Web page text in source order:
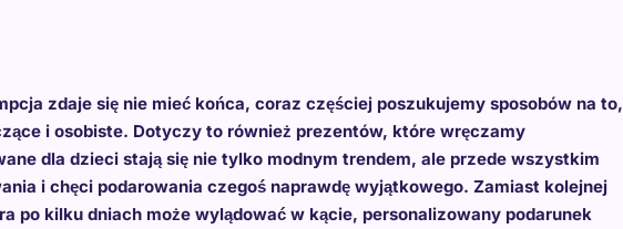
zdaje się nie mieć końca, coraz częściej poszukujemy sposobów na to,
i osobiste. Dotyczy to również prezentów, które wręczamy
dla dzieci stają się nie tylko modnym trendem, ale przede wszystkim
i chęci podarowania czegoś naprawdę wyjątkowego. Zamiast kolejnej
po kilku dniach może wylądować w kącie, personalizowany podarunek